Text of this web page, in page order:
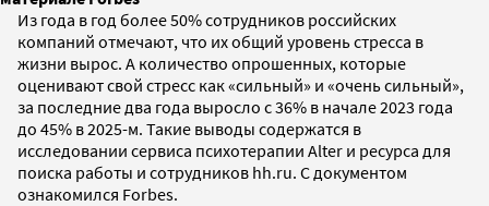
Из года в год более 50% сотрудников российских
компаний отмечают, что их общий уровень стресса в
жизни вырос. А количество опрошенных, которые
оценивают свой стресс как «сильный» и «очень сильный»,
за последние два года выросло с 36% в начале 2023 года
до 45% в 2025-м. Такие выводы содержатся в
исследовании сервиса психотерапии Alter и ресурса для
поиска работы и сотрудников hh.ru. С документом
ознакомился Forbes.